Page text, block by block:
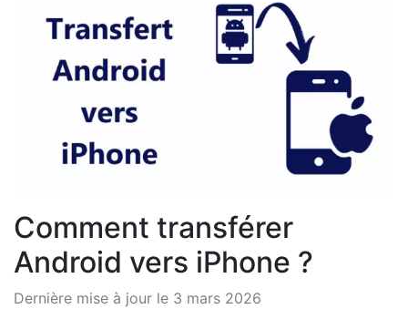
Comment transférer
Android vers iPhone ?
Dernière mise à jour le 3 mars 2026